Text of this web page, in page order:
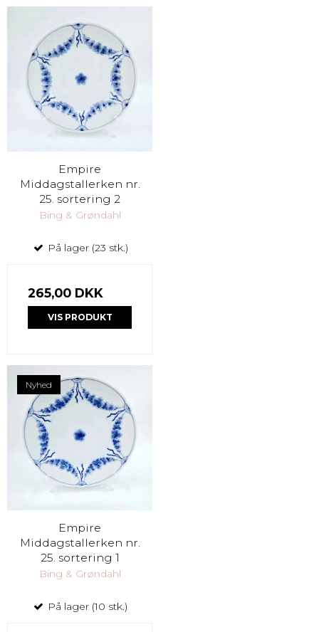
Empire
Middagstallerken nr.
25. sortering 2
Bing & Grøndahl
På lager (23 stk.)
265,00 DKK
VIS PRODUKT
Nyhed
Empire
Middagstallerken nr.
25. sortering 1
Bing & Grøndahl
På lager (10 stk.)